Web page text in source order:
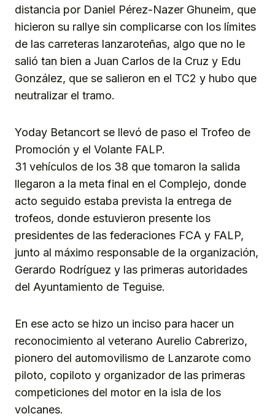
distancia por Daniel Pérez-Nazer Ghuneim, que
hicieron su rallye sin complicarse con los límites
de las carreteras lanzaroteñas, algo que no le
salió tan bien a Juan Carlos de la Cruz y Edu
González, que se salieron en el TC2 y hubo que
neutralizar el tramo.
Yoday Betancort se llevó de paso el Trofeo de
Promoción y el Volante FALP.
31 vehículos de los 38 que tomaron la salida
llegaron a la meta final en el Complejo, donde
acto seguido estaba prevista la entrega de
trofeos, donde estuvieron presente los
presidentes de las federaciones FCA y FALP,
junto al máximo responsable de la organización,
Gerardo Rodríguez y las primeras autoridades
del Ayuntamiento de Teguise.
En ese acto se hizo un inciso para hacer un
reconocimiento al veterano Aurelio Cabrerizo,
pionero del automovilismo de Lanzarote como
piloto, copiloto y organizador de las primeras
competiciones del motor en la isla de los
volcanes.